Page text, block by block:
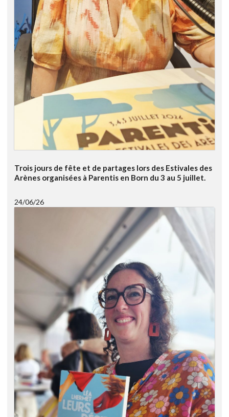
Trois jours de fête et de partages lors des Estivales des
Arènes organisées à Parentis en Born du 3 au 5 juillet.
24/06/26